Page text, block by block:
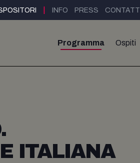
INFO PRESS CONTATTI
Programma Ospiti
ITALIANA